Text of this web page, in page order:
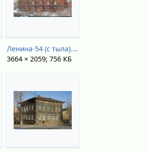
Ленина-54 (с тыла).jpg
3664 × 2059; 756 КБ